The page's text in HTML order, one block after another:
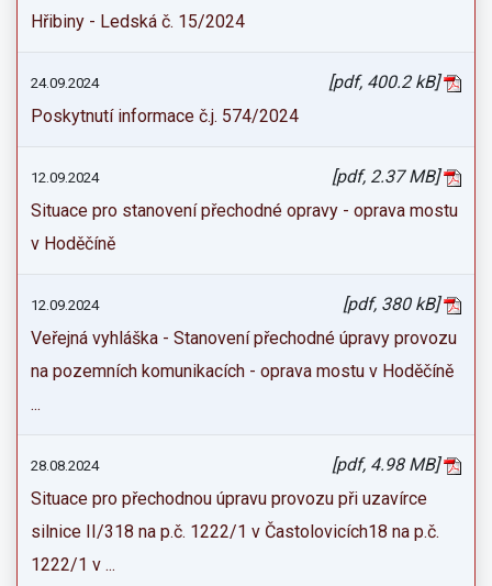
Hřibiny - Ledská č. 15/2024
24.09.2024
[pdf, 400.2 kB]
Poskytnutí informace č.j. 574/2024
12.09.2024
[pdf, 2.37 MB]
Situace pro stanovení přechodné opravy - oprava mostu
v Hoděčíně
12.09.2024
[pdf, 380 kB]
Veřejná vyhláška - Stanovení přechodné úpravy provozu
na pozemních komunikacích - oprava mostu v Hoděčíně
...
28.08.2024
[pdf, 4.98 MB]
Situace pro přechodnou úpravu provozu při uzavírce
silnice II/318 na p.č. 1222/1 v Častolovicích18 na p.č.
1222/1 v ...